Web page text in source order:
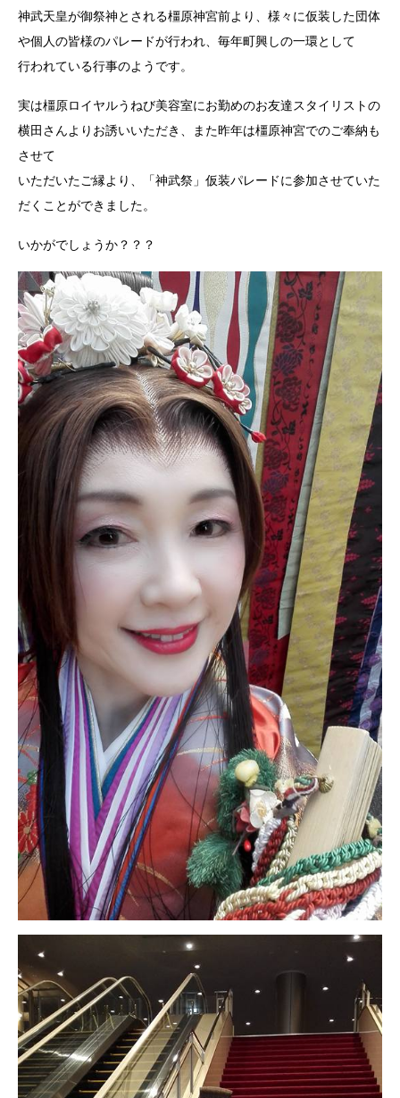
神武天皇が御祭神とされる橿原神宮前より、様々に仮装した団体
や個人の皆様のパレードが行われ、毎年町興しの一環として
行われている行事のようです。
実は橿原ロイヤルうねび美容室にお勤めのお友達スタイリストの
横田さんよりお誘いいただき、また昨年は橿原神宮でのご奉納も
させて
いただいたご縁より、「神武祭」仮装パレードに参加させていた
だくことができました。
いかがでしょうか？？？